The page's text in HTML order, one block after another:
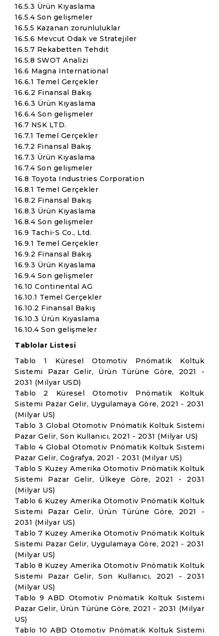
16.5.3 Ürün Kıyaslama
16.5.4 Son gelişmeler
16.5.5 Kazanan zorunluluklar
16.5.6 Mevcut Odak ve Stratejiler
16.5.7 Rekabetten Tehdit
16.5.8 SWOT Analizi
16.6 Magna International
16.6.1 Temel Gerçekler
16.6.2 Finansal Bakış
16.6.3 Ürün Kıyaslama
16.6.4 Son gelişmeler
16.7 NSK LTD.
16.7.1 Temel Gerçekler
16.7.2 Finansal Bakış
16.7.3 Ürün Kıyaslama
16.7.4 Son gelişmeler
16.8 Toyota Industries Corporation
16.8.1 Temel Gerçekler
16.8.2 Finansal Bakış
16.8.3 Ürün Kıyaslama
16.8.4 Son gelişmeler
16.9 Tachi-S Co., Ltd.
16.9.1 Temel Gerçekler
16.9.2 Finansal Bakış
16.9.3 Ürün Kıyaslama
16.9.4 Son gelişmeler
16.10 Continental AG
16.10.1 Temel Gerçekler
16.10.2 Finansal Bakış
16.10.3 Ürün Kıyaslama
16.10.4 Son gelişmeler
Tablolar Listesi
Tablo 1 Küresel Otomotiv Pnömatik Koltuk
Sistemi Pazar Gelir, Ürün Türüne Göre, 2021 -
2031 (Milyar USD)
Tablo 2 Küresel Otomotiv Pnömatik Koltuk
Sistemi Pazar Gelir, Uygulamaya Göre, 2021 - 2031
(Milyar US)
Tablo 3 Global Otomotiv Pnömatik Koltuk Sistemi
Pazar Gelir, Son Kullanıcı, 2021 - 2031 (Milyar US)
Tablo 4 Global Otomotiv Pnömatik Koltuk Sistemi
Pazar Gelir, Coğrafya, 2021 - 2031 (Milyar US)
Tablo 5 Kuzey Amerika Otomotiv Pnömatik Koltuk
Sistemi Pazar Gelir, Ülkeye Göre, 2021 - 2031
(Milyar US)
Tablo 6 Kuzey Amerika Otomotiv Pnömatik Koltuk
Sistemi Pazar Gelir, Ürün Türüne Göre, 2021 -
2031 (Milyar US)
Tablo 7 Kuzey Amerika Otomotiv Pnömatik Koltuk
Sistemi Pazar Gelir, Uygulamaya Göre, 2021 - 2031
(Milyar US)
Tablo 8 Kuzey Amerika Otomotiv Pnömatik Koltuk
Sistemi Pazar Gelir, Son Kullanıcı, 2021 - 2031
(Milyar US)
Tablo 9 ABD Otomotiv Pnömatik Koltuk Sistemi
Pazar Gelir, Ürün Türüne Göre, 2021 - 2031 (Milyar
US)
Tablo 10 ABD Otomotiv Pnömatik Koltuk Sistemi